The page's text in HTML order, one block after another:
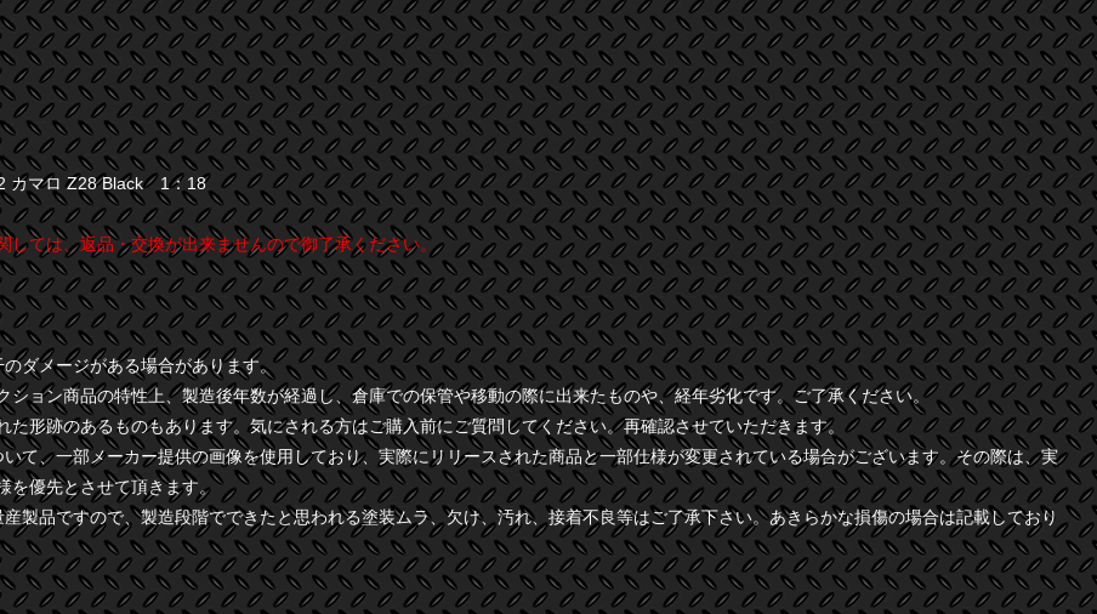
カマロ Z28 Black 1：18
しては、返品・交換が出来ませんので御了承ください。
ダメージがある場合があります。
ション商品の特性上、製造後年数が経過し、倉庫での保管や移動の際に出来たものや、経年劣化です。ご了承ください。
た形跡のあるものもあります。気にされる方はご購入前にご質問してください。再確認させていただきます。
て、一部メーカー提供の画像を使用しており、実際にリリースされた商品と一部仕様が変更されている場合がございます。その際は、実
を優先とさせて頂きます。
製品ですので、製造段階でできたと思われる塗装ムラ、欠け、汚れ、接着不良等はご了承下さい。あきらかな損傷の場合は記載しており